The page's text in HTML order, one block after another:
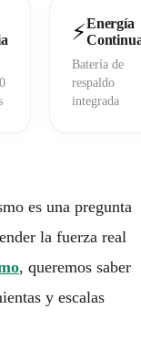
⚡Energía
Batería de
respaldo
integrada
es una pregunta
la fuerza real
, queremos saber
y escalas